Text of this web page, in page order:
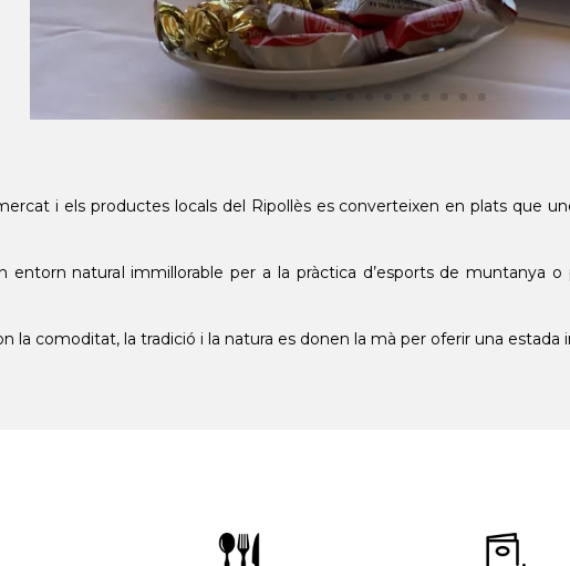
i els productes locals del Ripollès es converteixen en plats que
entorn natural immillorable per a la pràctica d’esports de muntanya
la comoditat, la tradició i la natura es donen la mà per oferir una estada